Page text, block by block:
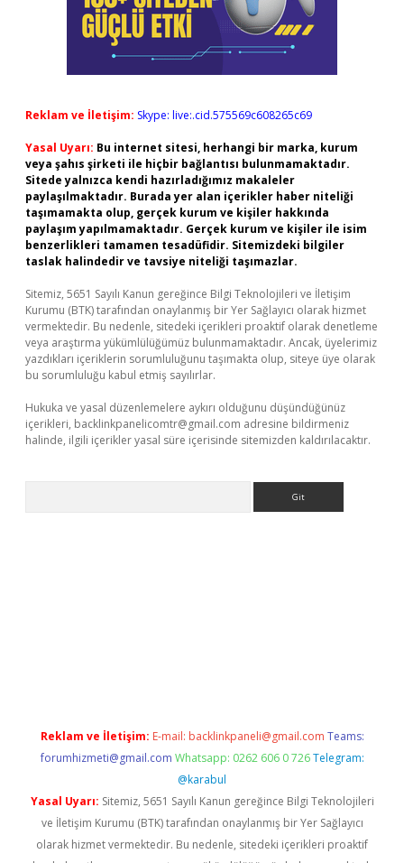
Reklam ve İletişim: Skype: live:.cid.575569c608265c69
Yasal Uyarı: Bu internet sitesi, herhangi bir marka, kurum
veya şahıs şirketi ile hiçbir bağlantısı bulunmamaktadır.
Sitede yalnızca kendi hazırladığımız makaleler
paylaşılmaktadır. Burada yer alan içerikler haber niteliği
taşımamakta olup, gerçek kurum ve kişiler hakkında
paylaşım yapılmamaktadır. Gerçek kurum ve kişiler ile isim
benzerlikleri tamamen tesadüfidir. Sitemizdeki bilgiler
taslak halindedir ve tavsiye niteliği taşımazlar.
Sitemiz, 5651 Sayılı Kanun gereğince Bilgi Teknolojileri ve İletişim
Kurumu (BTK) tarafından onaylanmış bir Yer Sağlayıcı olarak hizmet
vermektedir. Bu nedenle, sitedeki içerikleri proaktif olarak denetleme
veya araştırma yükümlülüğümüz bulunmamaktadır. Ancak, üyelerimiz
yazdıkları içeriklerin sorumluluğunu taşımakta olup, siteye üye olarak
bu sorumluluğu kabul etmiş sayılırlar.
Hukuka ve yasal düzenlemelere aykırı olduğunu düşündüğünüz
içerikleri, backlinkpanelicomtr@gmail.com adresine bildirmeniz
halinde, ilgili içerikler yasal süre içerisinde sitemizden kaldırılacaktır.
Reklam ve İletişim: E-mail: backlinkpaneli@gmail.com Teams:
forumhizmeti@gmail.com Whatsapp: 0262 606 0 726 Telegram:
@karabul
Yasal Uyarı: Sitemiz, 5651 Sayılı Kanun gereğince Bilgi Teknolojileri
ve İletişim Kurumu (BTK) tarafından onaylanmış bir Yer Sağlayıcı
olarak hizmet vermektedir. Bu nedenle, sitedeki içerikleri proaktif